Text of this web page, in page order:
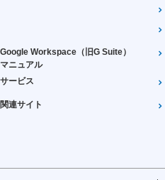
Google Workspace（旧G Suite）
マニュアル
サービス
関連サイト